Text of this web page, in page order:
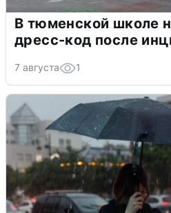
В тюменской школе
дресс-код после
7 августа 1